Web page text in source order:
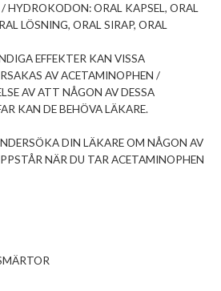
HYDROKODON: ORAL KAPSEL, ORAL
LÖSNING, ORAL SIRAP, ORAL
EFFEKTER KAN VISSA
AV ACETAMINOPHEN /
AV ATT NÅGON AV DESSA
KAN DE BEHÖVA LÄKARE.
DIN LÄKARE OM NÅGON AV
NÄR DU TAR ACETAMINOPHEN